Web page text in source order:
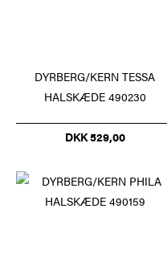
DYRBERG/KERN TESSA
HALSKÆDE 490230
DKK 529,00